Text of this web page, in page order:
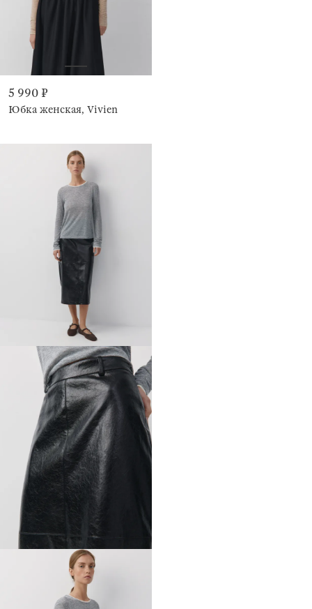
5 990 ₽
Юбка женская, Vivien